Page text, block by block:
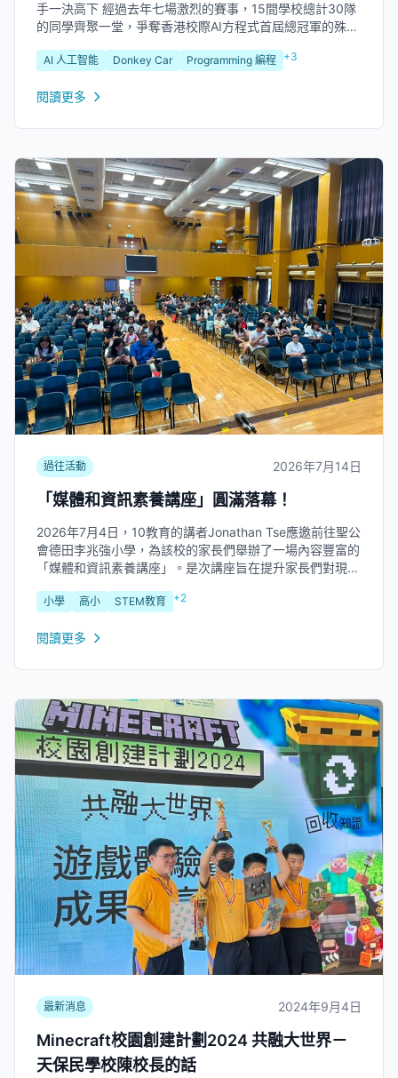
手一決高下 經過去年七場激烈的賽事，15間學校總計30隊
的同學齊聚一堂，爭奪香港校際AI方程式首屆總冠軍的殊
戰，他們都嘗試努力克服，過程中的毅力和堅持令人印象深
AI 人工智能 Donkey Car Programming 編程 +3
閱讀更多
過往活動 2026年7月14日
「媒體和資訊素養講座」圓滿落幕！
2026年7月4日，10教育的講者Jonathan Tse應邀前往聖公
會德田李兆強小學，為該校的家長們舉辦了一場內容豐富的
「媒體和資訊素養講座」。是次講座旨在提升家長們對現今
使用數碼媒體，共同建立健康的網絡習慣。 講座內容精華
小學 高小 STEM教育 +2
閱讀更多
最新消息 2024年9月4日
Minecraft校園創建計劃2024 共融大世界－
天保民學校陳校長的話